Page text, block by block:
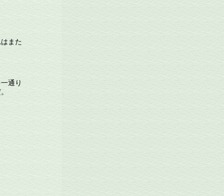
また
通り